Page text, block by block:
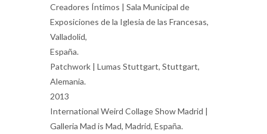
Creadores Íntimos | Sala Municipal de
Exposiciones de la Iglesia de las Francesas,
Valladolid,
España.
Patchwork | Lumas Stuttgart, Stuttgart,
Alemania.
2013
International Weird Collage Show Madrid |
Galleria Mad is Mad, Madrid, España.